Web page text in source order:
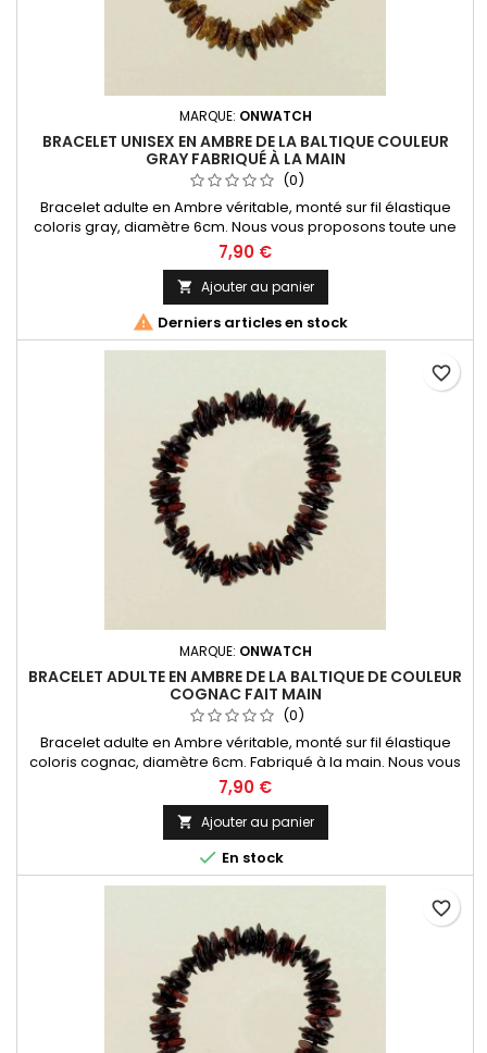
MARQUE: ONWATCH
BRACELET UNISEX EN AMBRE DE LA BALTIQUE COULEUR
GRAY FABRIQUÉ À LA MAIN
(0)
Bracelet adulte en Ambre véritable, monté sur fil élastique
coloris gray, diamètre 6cm. Nous vous proposons toute une
collection de bijoux en Ambre provenant de la mer Baltique,
l'Ambre le plus réputé au monde !
7,90 €
 Ajouter au panier
 Derniers articles en stock
MARQUE: ONWATCH
BRACELET ADULTE EN AMBRE DE LA BALTIQUE DE COULEUR
COGNAC FAIT MAIN
(0)
Bracelet adulte en Ambre véritable, monté sur fil élastique
coloris cognac, diamètre 6cm. Fabriqué à la main. Nous vous
proposons toute une collection de bijoux en Ambre
provenant de la mer Baltique, l'ambre le plus réputé au
monde !
7,90 €
 Ajouter au panier
 En stock
favorite_border
favorite_border